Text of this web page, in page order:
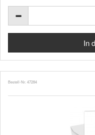
Bestell-Nr. 47284